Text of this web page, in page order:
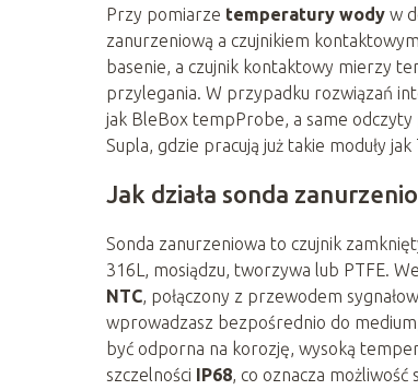
Przy pomiarze temperatury wody w
zanurzeniową a czujnikiem
basenie, a czujnik kontaktowy mierzy
przylegania. W przypadku rozwiązań
jak BleBox tempProbe, a same
Supla, gdzie pracują już takie moduły jak
Jak działa sonda
Sonda zanurzeniowa to czujnik
316L, mosiądzu, tworzywa lub PTFE.
NTC, połączony z przewodem
wprowadzasz bezpośrednio do
być odporna na korozję, wysoką
szczelności IP68, co oznacza możliwość